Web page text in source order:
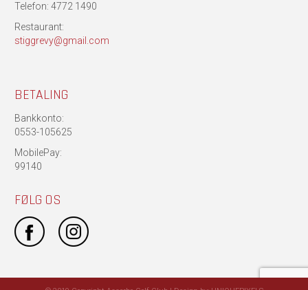
Telefon: 4772 1490
Restaurant:
stiggrevy@gmail.com
BETALING
Bankkonto:
0553-105625
MobilePay:
99140
FØLG OS